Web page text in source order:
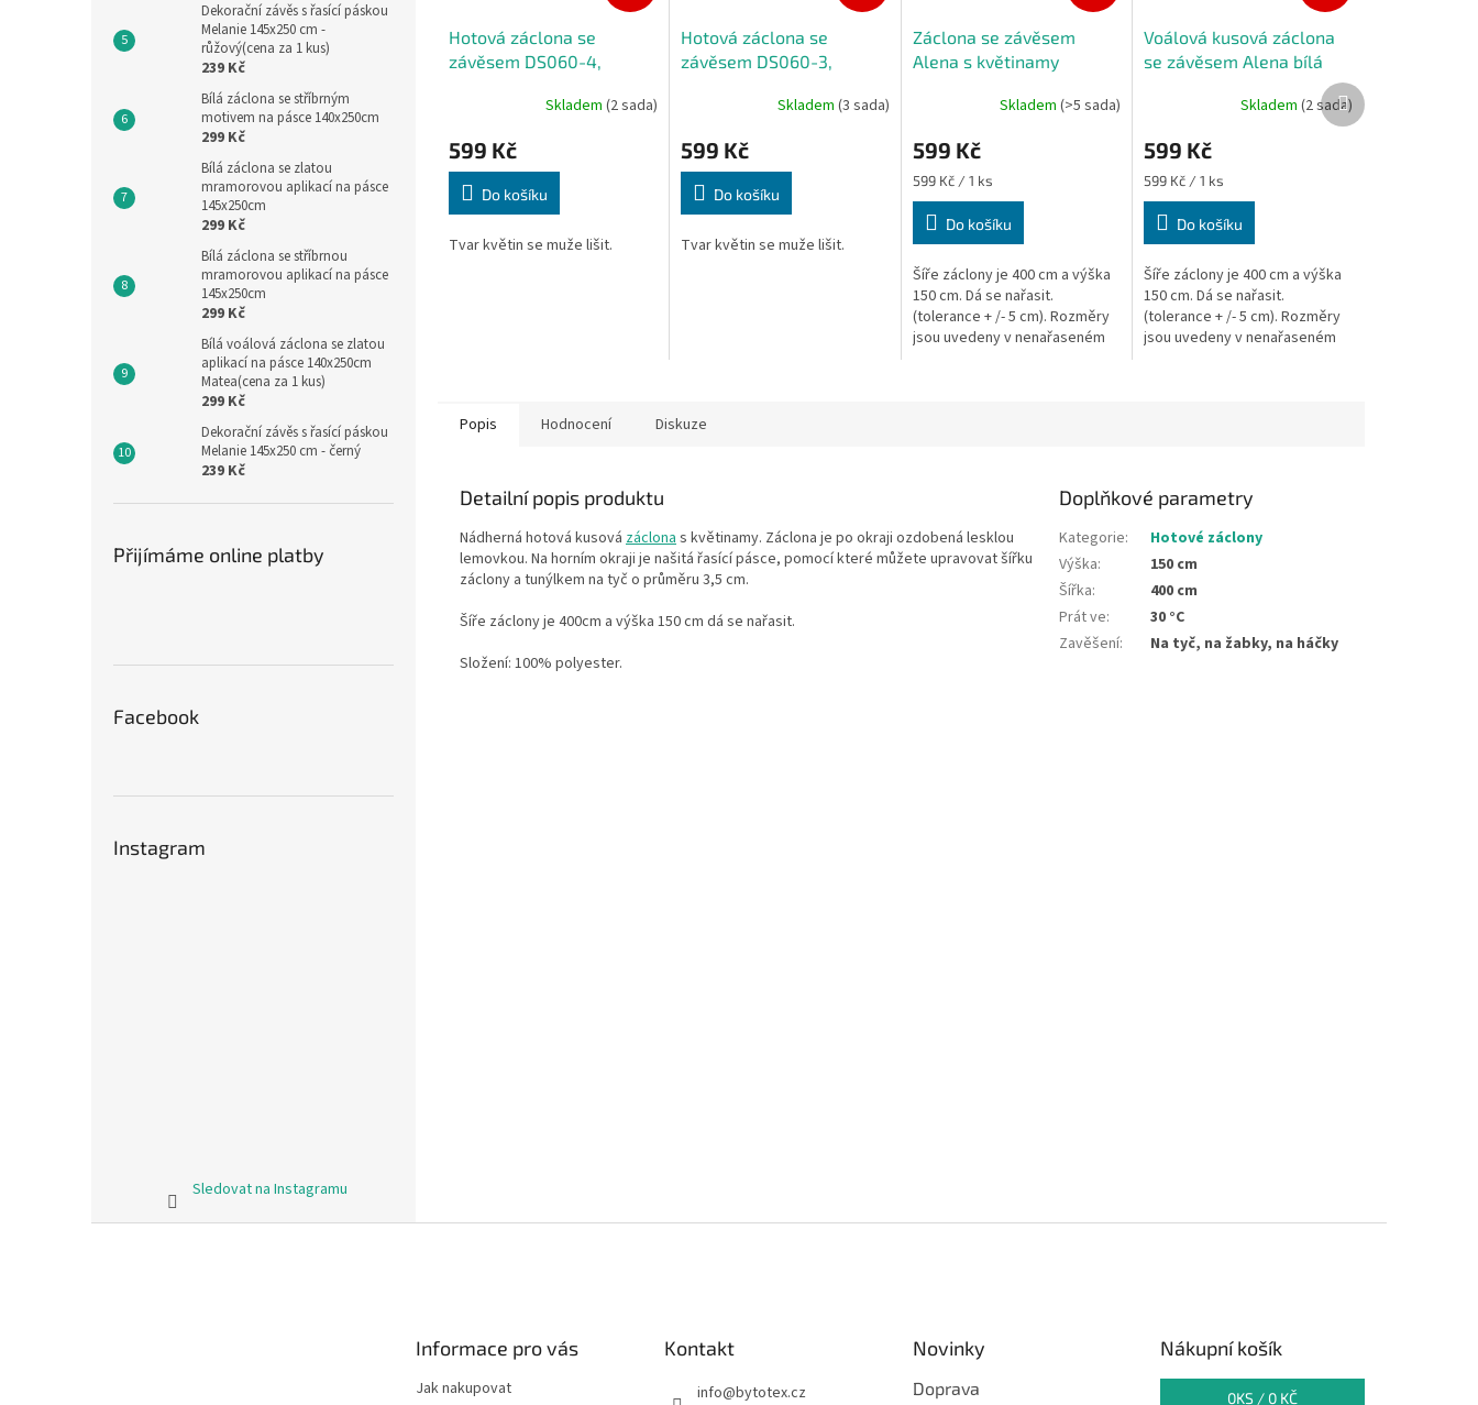
Dekorační závěs s řasící páskou
Melanie 145x250 cm -
růžový(cena za 1 kus)
239 Kč
Bílá záclona se stříbrným
motivem na pásce 140x250cm
299 Kč
Bílá záclona se zlatou
mramorovou aplikací na pásce
145x250cm
299 Kč
Bílá záclona se stříbrnou
mramorovou aplikací na pásce
145x250cm
299 Kč
Bílá voálová záclona se zlatou
aplikací na pásce 140x250cm
Matea(cena za 1 kus)
299 Kč
Dekorační závěs s řasící páskou
Melanie 145x250 cm - černý
239 Kč
Přijímáme online platby
Facebook
Instagram
Sledovat na Instagramu
Hotová záclona se
závěsem DS060-4,
Skladem (2 sada)
599 Kč
Do košíku
Tvar květin se muže lišit.
Hotová záclona se
závěsem DS060-3,
Skladem (3 sada)
599 Kč
Do košíku
Tvar květin se muže lišit.
Záclona se závěsem
Alena s květinamy
Skladem(>5 sada)
599 Kč
Měrná
cena:
599 Kč / 1 ks
Do košíku
Šíře záclony je 400 cm a výška
150 cm. Dá se nařasit.
(tolerance + /- 5 cm). Rozměry
jsou uvedeny v nenařaseném
Voálová kusová záclona
se závěsem Alena bílá
produktu
je
4,4
Skladem(2 sada)
599 Kč
Měrná
cena:
599 Kč / 1 ks
Do košíku
Šíře záclony je 400 cm a výška
150 cm. Dá se nařasit.
(tolerance + /- 5 cm). Rozměry
jsou uvedeny v nenařaseném
Další
produkt
Popis Hodnocení Diskuze
Detailní popis produktu
Nádherná hotová kusová záclona s květinamy. Záclona je po okraji ozdobená lesklou
lemovkou. Na horním okraji je našitá řasící pásce, pomocí které můžete upravovat šířku
záclony a tunýlkem na tyč o průměru 3,5 cm.
Šíře záclony je 400cm a výška 150 cm dá se nařasit.
Složení: 100% polyester.
Doplňkové parametry
Kategorie:
Hotové záclony
Výška:
150 cm
Šířka:
400 cm
Prát ve:
30 °C
Zavěšení: Na tyč, na žabky, na háčky
Informace pro vás
Jak nakupovat
Kontakt
info@bytotex.cz
Novinky
Doprava
Nákupní košík
0KS / 0 KČ